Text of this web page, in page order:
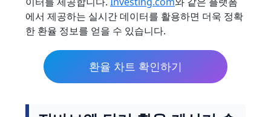
에서 제공하는 실시간 데이터를 활용하면 더욱 정확
한 환율 정보를 얻을 수 있습니다.
환율 차트 확인하기